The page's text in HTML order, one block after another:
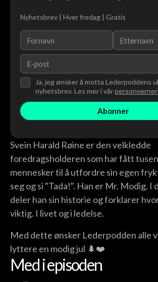
Nyhetsbrev | Hver fredag | Gratis
Ja, jeg ønsker å motta Lederpoddens
nyhetsbrev. Les mer i vår
Svein Harald Røine er den velkledde
foredragsholderen som har fått
mennesker til å utfordre sin egen
seg og si "Tada!". Han er Mr. Modig. I
deler han sin historie og forklarer
viktig. I livet og i ledelse.
Med dette ønsker Lederpodden alle
lyttere en modig jul 🌲❤️
Med i episoden